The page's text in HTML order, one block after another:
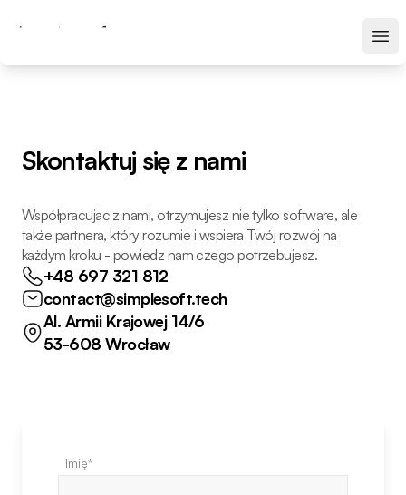
Skontaktuj się z nami
Współpracując z nami, otrzymujesz nie tylko software, ale
także partnera, który rozumie i wspiera Twój rozwój na
każdym kroku - powiedz nam czego potrzebujesz.
+48 697 321 812
contact@simplesoft.tech
Al. Armii Krajowej 14/6
53-608 Wrocław
Imię*